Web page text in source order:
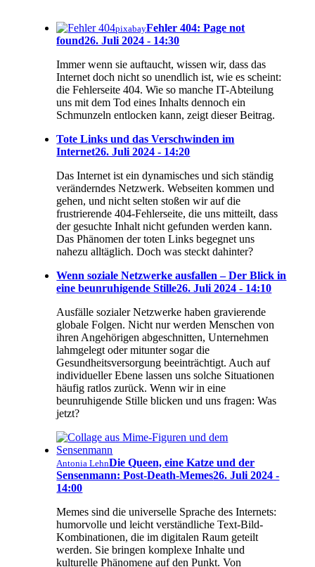
pixabayFehler 404: Page not
found26. Juli 2024 - 14:30
Immer wenn sie auftaucht, wissen wir, dass das
Internet doch nicht so unendlich ist, wie es scheint:
die Fehlerseite 404. Wie so manche IT-Abteilung
uns mit dem Tod eines Inhalts dennoch ein
Schmunzeln entlocken kann, zeigt dieser Beitrag.
Tote Links und das Verschwinden im
Internet26. Juli 2024 - 14:20
Das Internet ist ein dynamisches und sich ständig
veränderndes Netzwerk. Webseiten kommen und
gehen, und nicht selten stoßen wir auf die
frustrierende 404-Fehlerseite, die uns mitteilt, dass
der gesuchte Inhalt nicht gefunden werden kann.
Das Phänomen der toten Links begegnet uns
nahezu alltäglich. Doch was steckt dahinter?
Wenn soziale Netzwerke ausfallen – Der Blick in
eine beunruhigende Stille26. Juli 2024 - 14:10
Ausfälle sozialer Netzwerke haben gravierende
globale Folgen. Nicht nur werden Menschen von
ihren Angehörigen abgeschnitten, Unternehmen
lahmgelegt oder mitunter sogar die
Gesundheitsversorgung beeinträchtigt. Auch auf
individueller Ebene lassen uns solche Situationen
häufig ratlos zurück. Wenn wir in eine
beunruhigende Stille blicken und uns fragen: Was
jetzt?
Antonia LehnDie Queen, eine Katze und der
Sensenmann: Post-Death-Memes26. Juli 2024 -
14:00
Memes sind die universelle Sprache des Internets:
humorvolle und leicht verständliche Text-Bild-
Kombinationen, die im digitalen Raum geteilt
werden. Sie bringen komplexe Inhalte und
kulturelle Phänomene auf den Punkt. Von